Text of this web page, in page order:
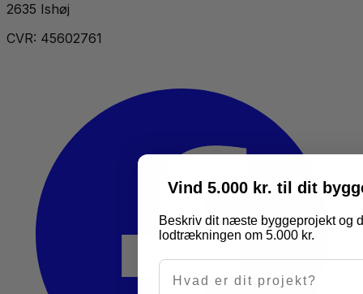
2635 Ishøj
CVR: 45602761
Vind 5.000 kr. til dit
Beskriv dit næste byggeprojekt og
lodtrækningen om 5.000 kr.
Hvad er dit projekt?